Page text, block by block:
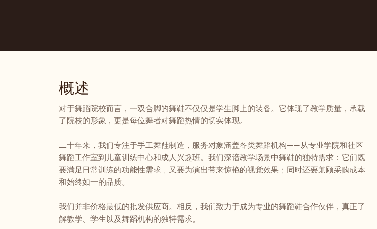
概述
对于舞蹈院校而言，一双合脚的舞鞋不仅仅是学生脚上的装备。它体现了教学质量，承载
了院校的形象，更是每位舞者对舞蹈热情的切实体现。
二十年来，我们专注于手工舞鞋制造，服务对象涵盖各类舞蹈机构——从专业学院和社区
舞蹈工作室到儿童训练中心和成人兴趣班。我们深谙教学场景中舞鞋的独特需求：它们既
要满足日常训练的功能性需求，又要为演出带来惊艳的视觉效果；同时还要兼顾采购成本
和始终如一的品质。
我们并非价格最低的批发供应商。相反，我们致力于成为专业的舞蹈鞋合作伙伴，真正了
解教学、学生以及舞蹈机构的独特需求。